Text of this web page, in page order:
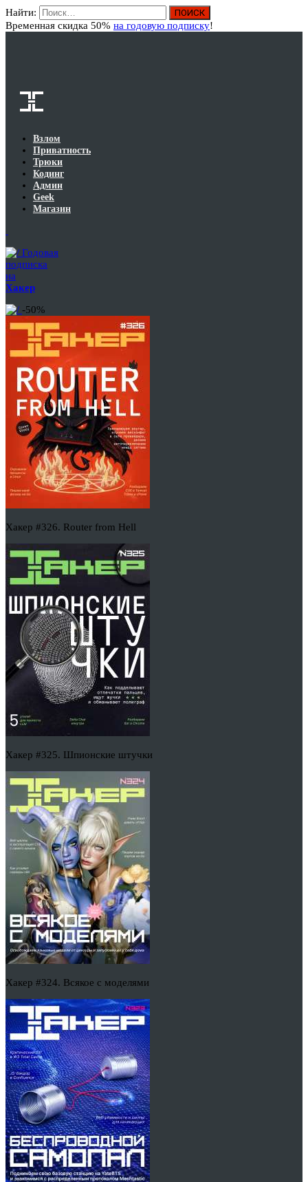
Найти:
Временная скидка 50% на годовую подписку!
Взлом
Приватность
Трюки
Кодинг
Админ
Geek
Магазин
Годовая
подписка
на
Хакер
-50%
Хакер #326. Router from Hell
Хакер #325. Шпионские штучки
Хакер #324. Всякое с моделями